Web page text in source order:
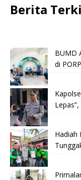
Berita
BUMD
di
Hadiah